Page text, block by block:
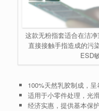
这款无粉指套适合在洁
直接接触手指造成的污
ESD
100%天然乳胶制成，
适用于小零件处理，光
经济实惠，提供基本保